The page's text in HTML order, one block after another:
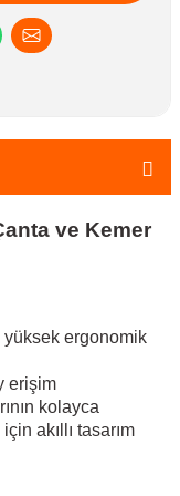
ve Kemer
yüksek ergonomik
erişim
kolayca
akıllı tasarım